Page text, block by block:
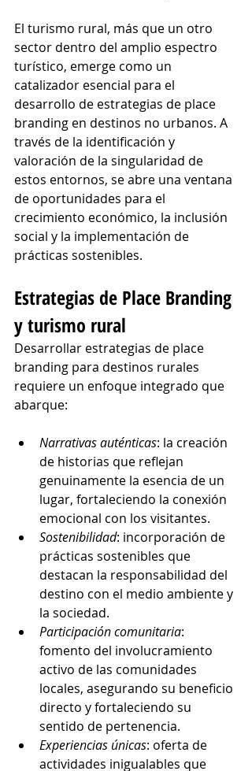
El turismo rural, más que un otro
sector dentro del amplio espectro
turístico, emerge como un
catalizador esencial para el
desarrollo de estrategias de place
branding en destinos no urbanos. A
través de la identificación y
valoración de la singularidad de
estos entornos, se abre una ventana
de oportunidades para el
crecimiento económico, la inclusión
social y la implementación de
prácticas sostenibles.
Estrategias de Place Branding
y turismo rural
Desarrollar estrategias de place
branding para destinos rurales
requiere un enfoque integrado que
abarque:
Narrativas auténticas: la creación
de historias que reflejan
genuinamente la esencia de un
lugar, fortaleciendo la conexión
emocional con los visitantes.
Sostenibilidad: incorporación de
prácticas sostenibles que
destacan la responsabilidad del
destino con el medio ambiente y
la sociedad.
Participación comunitaria:
fomento del involucramiento
activo de las comunidades
locales, asegurando su beneficio
directo y fortaleciendo su
sentido de pertenencia.
Experiencias únicas: oferta de
actividades inigualables que